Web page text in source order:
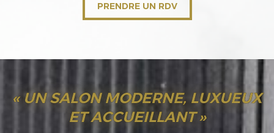
PRENDRE UN RDV
« UN SALON MODERNE, LUXUEUX
ET ACCUEILLANT »